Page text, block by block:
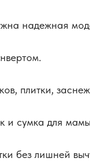
надежная
плитки,
и сумка для
без лишней